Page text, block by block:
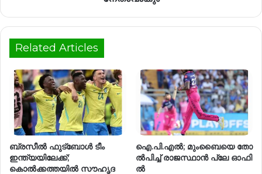
Related Articles
ബ്രസീൽ ഫുട്ബോൾ ടീം
ഇന്ത്യയിലേക്ക്;
കൊൽക്കത്തയിൽ സൗഹൃദ
ഐ.​പി.​എ​ൽ; മും​ബൈ​യെ തോ​
ൽ​പി​ച്ച് രാ​ജ​സ്ഥാ​ൻ പ്ലേ ​ഓ​ഫി​
ൽ